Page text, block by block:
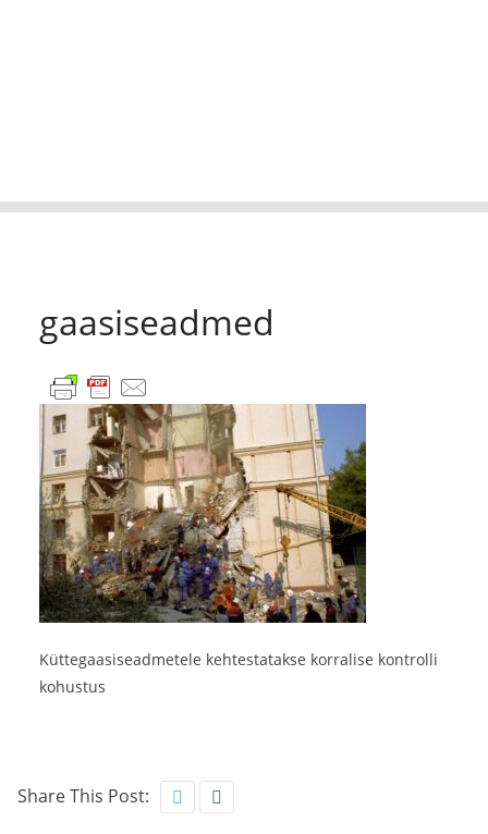
gaasiseadmed
Küttegaasiseadmetele kehtestatakse korralise kontrolli
kohustus
Share This Post: